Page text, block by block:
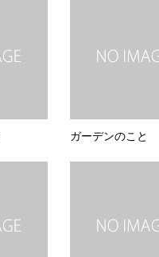
ガーデンのこと